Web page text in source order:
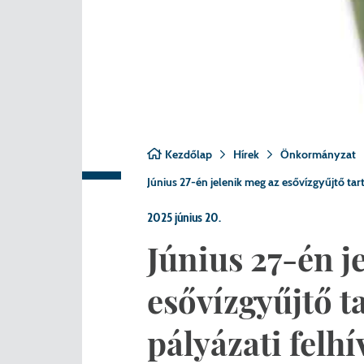
Nemzetiségi
Önkormányzati
Adatvédelem
Belső visszaélés bejelentő
Kezdőlap Hírek
Önkormányzat
Június 27-én jelenik meg az esővízgyűjtő
2025 június 20.
Június 27-én
esővízgyűjtő
pályázati